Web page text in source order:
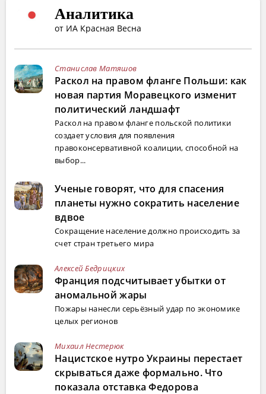
Аналитика
от ИА Красная Весна
Станислав Матяшов
Раскол на правом фланге Польши: как
новая партия Моравецкого изменит
политический ландшафт
Раскол на правом фланге польской политики
создает условия для появления
правоконсервативной коалиции, способной на
выбор...
Ученые говорят, что для спасения
планеты нужно сократить население
вдвое
Сокращение население должно происходить за
счет стран третьего мира
Алексей Бедрицких
Франция подсчитывает убытки от
аномальной жары
Пожары нанесли серьёзный удар по экономике
целых регионов
Михаил Нестерюк
Нацистское нутро Украины перестает
скрываться даже формально. Что
показала отставка Федорова